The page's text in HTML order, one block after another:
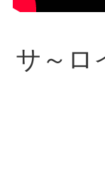
サ～ロ